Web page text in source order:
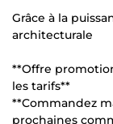
Grâce à la
architecturale
**Offre
les tarifs**
**Commandez
prochaines